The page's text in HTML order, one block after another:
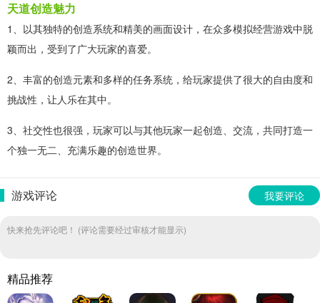
天道创造魅力
1、以其独特的创造系统和精美的画面设计，在众多模拟经营游戏中脱
颖而出，受到了广大玩家的喜爱。
2、丰富的创造元素和多样的任务系统，给玩家提供了很大的自由度和
挑战性，让人乐在其中。
3、社交性也很强，玩家可以与其他玩家一起创造、交流，共同打造一
个独一无二、充满乐趣的创造世界。
游戏评论 我要评论
快来抢先评论吧！ (评论需要经过审核才能显示)
精品推荐